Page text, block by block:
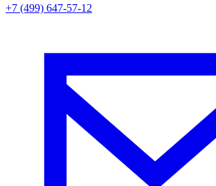
+7 (499) 647-57-12